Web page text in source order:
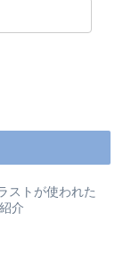
ストが使われた
介